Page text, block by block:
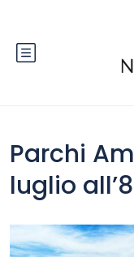
Parchi
luglio